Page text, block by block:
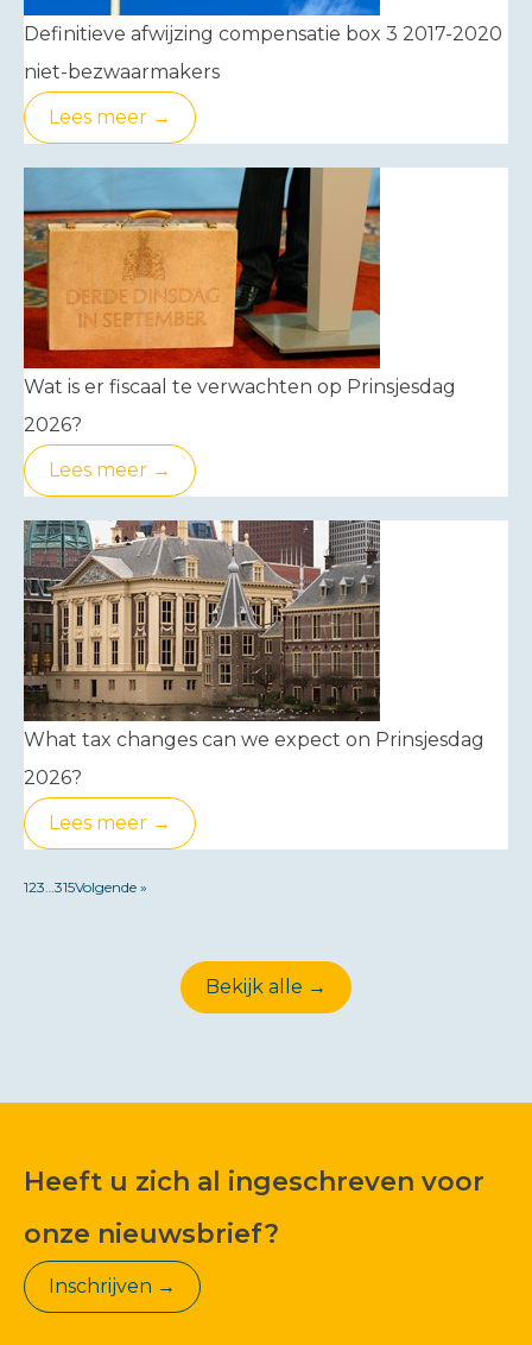
Definitieve afwijzing compensatie box 3 2017-2020
niet-bezwaarmakers
Lees meer →
Wat is er fiscaal te verwachten op Prinsjesdag
2026?
Lees meer →
What tax changes can we expect on Prinsjesdag
2026?
Lees meer →
123 315Volgende »
Bekijk alle →
Heeft u zich al ingeschreven voor
onze nieuwsbrief?
Inschrijven →